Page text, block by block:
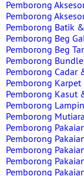
Pemborong
Pemborong
Pemborong Batik
Pemborong Beg
Pemborong Beg
Pemborong Bundle
Pemborong Cadar
Pemborong Karpet
Pemborong Kasut
Pemborong Lampin
Pemborong Mutiara
Pemborong
Pemborong
Pemborong
Pemborong
Pemborong